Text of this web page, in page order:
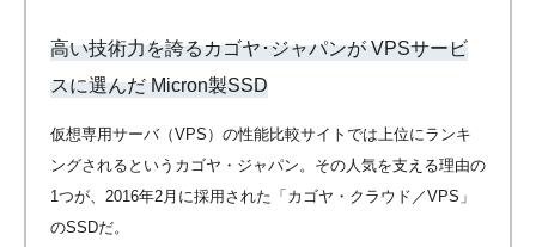
高い技術力を誇るカゴヤ･ジャパンが VPSサービ
スに選んだ Micron製SSD
仮想専用サーバ（VPS）の性能比較サイトでは上位にランキ
ングされるというカゴヤ・ジャパン。その人気を支える理由の
1つが、2016年2月に採用された「カゴヤ・クラウド／VPS」
のSSDだ。